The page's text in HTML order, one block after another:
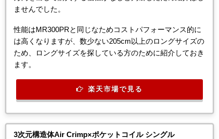
ませんでした。
性能はMR300PRと同じなためコストパフォーマンス的に
は高くなりますが、数少ない205cm以上のロングサイズの
ため、ロングサイズを探している方のために紹介しておき
ます。
楽天市場で見る
3次元構造体Air Crimp×ポケットコイル シングル